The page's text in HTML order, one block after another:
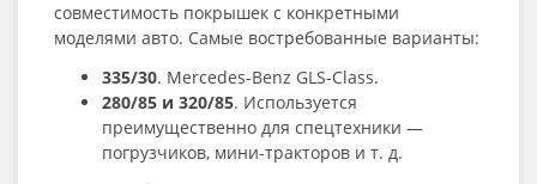
совместимость покрышек с конкретными
моделями авто. Самые востребованные варианты:
335/30. Mercedes-Benz GLS-Class.
280/85 и 320/85. Используется
преимущественно для спецтехники —
погрузчиков, мини-тракторов и т. д.